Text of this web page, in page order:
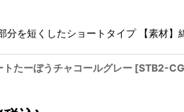
分を短くしたショートタイプ 【素材
トたーぼうチャコールグレー [STB2-